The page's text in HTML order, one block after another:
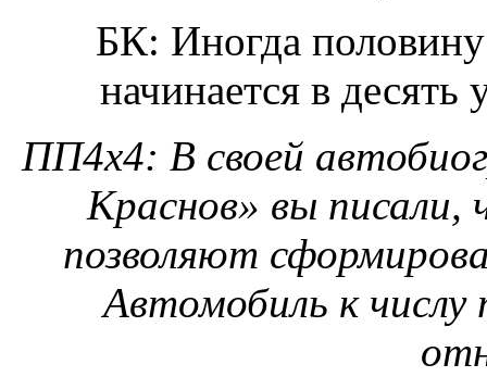
БК: Иногда
начинается в
ПП4х4: В своей
Краснов» вы писали,
позволяют
Автомобиль к